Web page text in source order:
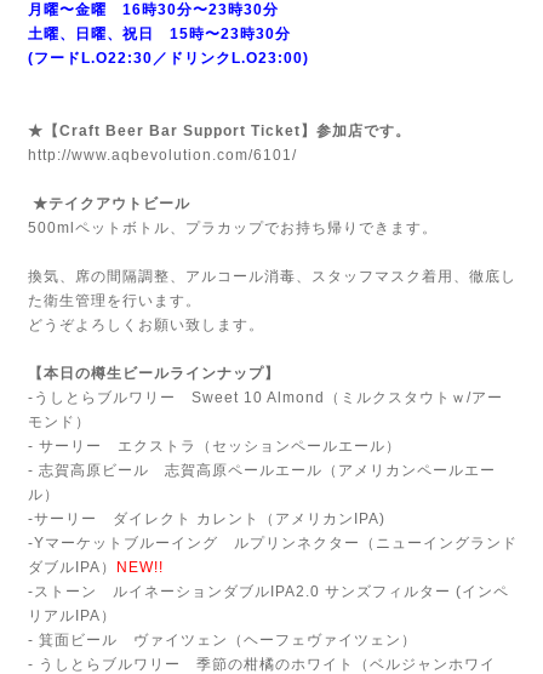
月曜〜金曜 16時30分〜23時30分
土曜、日曜、祝日 15時〜23時30分
(フードL.O22:30／ドリンクL.O23:00)
★【Craft Beer Bar Support Ticket】参加店です。
http://www.aqbevolution.com/6101/
★テイクアウトビール
500mlペットボトル、プラカップでお持ち帰りできます。
換気、席の間隔調整、アルコール消毒、スタッフマスク着用、徹底し
た衛生管理を行います。
どうぞよろしくお願い致します。
【本日の樽生ビールラインナップ】
-うしとらブルワリー Sweet 10 Almond（ミルクスタウトｗ/アー
モンド）
- サーリー エクストラ（セッションペールエール）
- 志賀高原ビール 志賀高原ペールエール（アメリカンペールエー
ル）
-サーリー ダイレクト カレント（アメリカンIPA)
-Yマーケットブルーイング ルプリンネクター（ニューイングランド
ダブルIPA）
NEW!!
-ストーン ルイネーションダブルIPA2.0 サンズフィルター (インペ
リアルIPA）
- 箕面ビール ヴァイツェン（ヘーフェヴァイツェン）
- うしとらブルワリー 季節の柑橘のホワイト（ベルジャンホワイ